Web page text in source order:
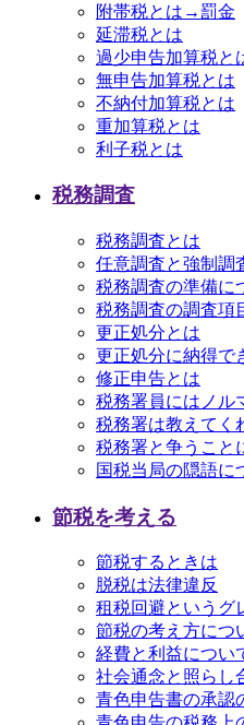
附帯税とは→罰金
延滞税とは
過少申告加算税と
無申告加算税とは
不納付加算税とは
重加算税とは
利子税とは
税務調査
税務調査とは
任意調査と強制調
税務調査の準備に
税務調査の調査項
更正処分とは
更正処分に納得で
修正申告とは
税務署員にはノル
税務署は教えてく
税務署と争うこと
国税当局の隠語に
節税を考える
節税するときは
脱税は法律違反
租税回避というグ
節税の考え方につ
経費と利益につい
社会通念と照らし
青色申告書の承認